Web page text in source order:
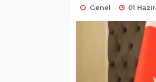
Genel 01